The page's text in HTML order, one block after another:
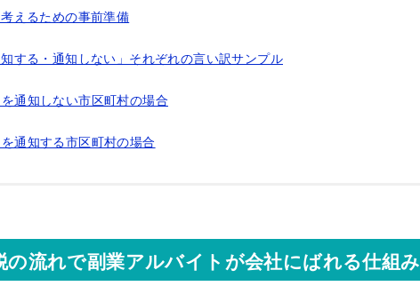
えるための事前準備
知する・通知しない」それぞれの言い訳サンプル
を通知しない市区町村の場合
を通知する市区町村の場合
流れで副業アルバイトが会社にばれる仕組み